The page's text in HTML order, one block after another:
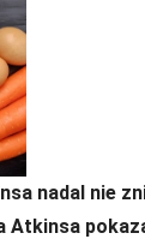
nadal nie
Atkinsa